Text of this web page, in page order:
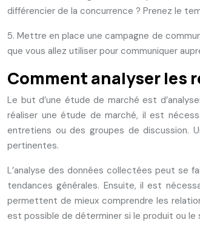
différencier de la concurrence ? Prenez le
5. Mettre en place une campagne de
que vous allez utiliser pour communiquer
Comment analyser les
Le but d’une étude de marché est
réaliser une étude de marché, il est
entretiens ou des groupes de discussion.
pertinentes.
L’analyse des données collectées peut se
tendances générales. Ensuite, il est
permettent de mieux comprendre les
est possible de déterminer si le produit ou